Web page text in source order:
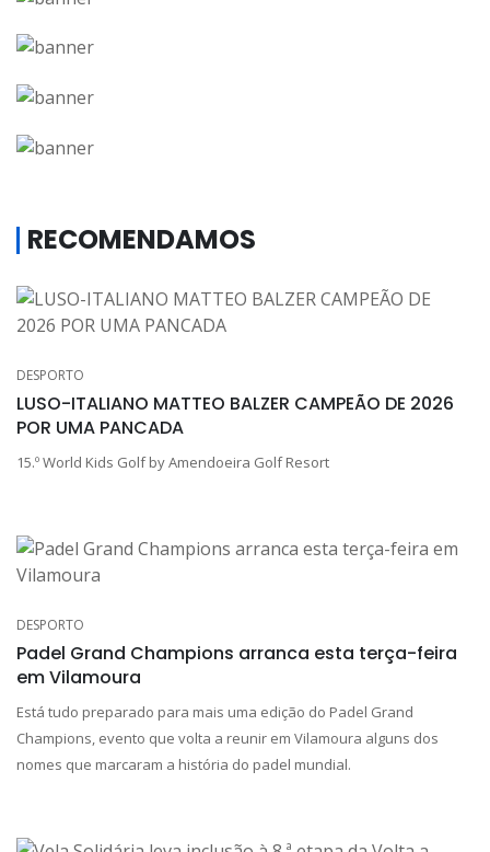
RECOMENDAMOS
DESPORTO
LUSO-ITALIANO MATTEO BALZER CAMPEÃO DE 2026
POR UMA PANCADA
15.º World Kids Golf by Amendoeira Golf Resort
DESPORTO
Padel Grand Champions arranca esta terça-feira
em Vilamoura
Está tudo preparado para mais uma edição do Padel Grand
Champions, evento que volta a reunir em Vilamoura alguns dos
nomes que marcaram a história do padel mundial.